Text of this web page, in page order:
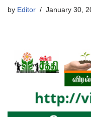
by Editor January 30,